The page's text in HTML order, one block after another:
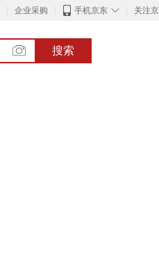
企业采购 ◇
手机京东 关注
搜索